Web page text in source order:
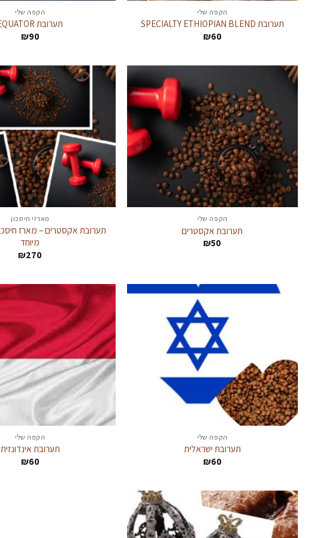
הקפה שלי
תערובת SPECIALTY ETHIOPIAN BLEND
₪60
הקפה שלי
תערובת EQUATOR
₪90
הקפה שלי
תערובת אקסטרים
₪50
מארזי חיסכון
מיוחד
₪270
הקפה שלי
תערובת ישראלית
₪60
הקפה שלי
תערובת אינדונזית
₪60